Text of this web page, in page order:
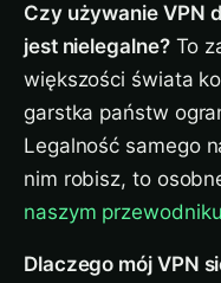
Czy używanie VPN
jest nielegalne?To
większości świata
garstka państw
Legalność samego
nim robisz, to
naszym
Dlaczego mój VPN